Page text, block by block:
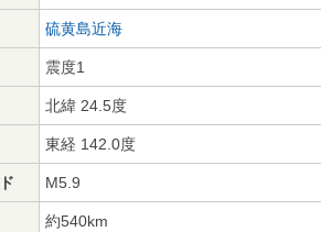
硫黄島近海
震度1
北緯 24.5度
東経 142.0度
M5.9
約540km